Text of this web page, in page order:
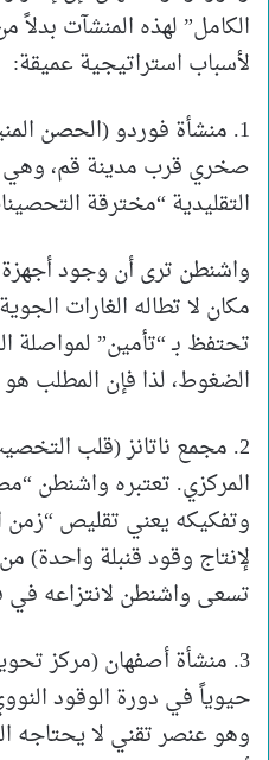
الكامل” لهذه المنشآت
لأسباب استراتيجية عميقة:
1. منشأة فوردو (الحصن
صخري قرب مدينة قم، وهي
التقليدية “مخترقة
واشنطن ترى أن وجود
مكان لا تطاله الغارات
تحتفظ بـ “تأمين”
الضغوط، لذا فإن المطلب هو
2. مجمع ناتانز (قلب
المركزي. تعتبره واشنطن
وتفكيكه يعني تقليص “زمن
لإنتاج وقود قنبلة واحدة)
تسعى واشنطن لانتزاعه في
3. منشأة أصفهان (مركز
حيوياً في دورة الوقود
وهو عنصر تقني لا يحتاجه